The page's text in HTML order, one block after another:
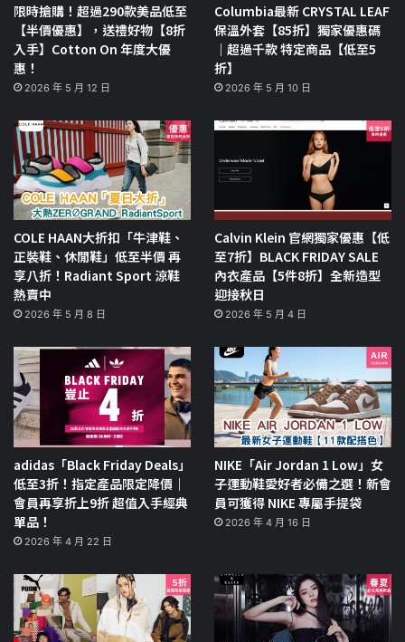
限時搶購！超過290款美品低至
【半價優惠】，送禮好物【8折
入手】Cotton On 年度大優
惠！
2026 年 5 月 12 日
Columbia最新 CRYSTAL LEAF
保溫外套【85折】獨家優惠碼
｜超過千款 特定商品【低至5
折】
2026 年 5 月 10 日
COLE HAAN大折扣「牛津鞋、
正裝鞋、休閒鞋」低至半價 再
享八折！Radiant Sport 涼鞋
熱賣中
2026 年 5 月 8 日
Calvin Klein 官網獨家優惠【低
至7折】BLACK FRIDAY SALE
內衣產品【5件8折】全新造型
迎接秋日
2026 年 5 月 4 日
adidas「Black Friday Deals」
低至3折！指定產品限定降價｜
會員再享折上9折 超值入手經典
單品！
2026 年 4 月 22 日
NIKE「Air Jordan 1 Low」女
子運動鞋愛好者必備之選！新會
員可獲得 NIKE 專屬手提袋
2026 年 4 月 16 日